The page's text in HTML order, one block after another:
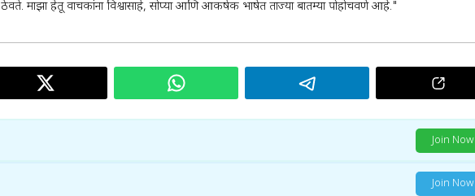
ठेवते. माझा हेतू वाचकांना विश्वासार्ह, सोप्या आणि आकर्षक भाषेत ताज्या बातम्या पोहोचवणे आहे."
Join Now
Join Now